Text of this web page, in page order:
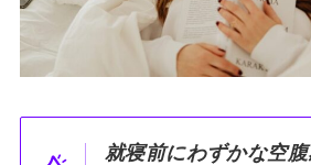
就寝前にわずかな空